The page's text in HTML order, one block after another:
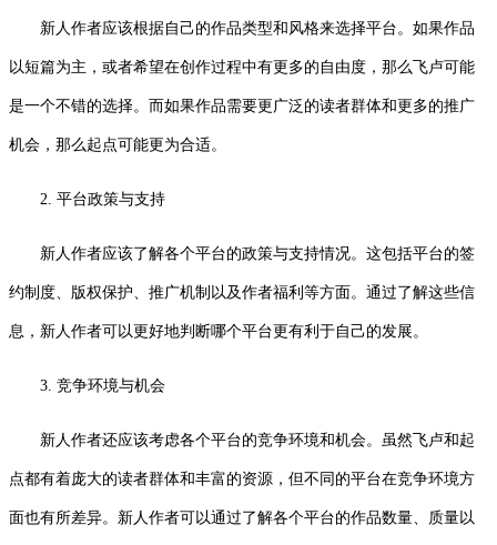
新人作者应该根据自己的作品类型和风格来选择平台。如果作品
以短篇为主，或者希望在创作过程中有更多的自由度，那么飞卢可能
是一个不错的选择。而如果作品需要更广泛的读者群体和更多的推广
机会，那么起点可能更为合适。
2. 平台政策与支持
新人作者应该了解各个平台的政策与支持情况。这包括平台的签
约制度、版权保护、推广机制以及作者福利等方面。通过了解这些信
息，新人作者可以更好地判断哪个平台更有利于自己的发展。
3. 竞争环境与机会
新人作者还应该考虑各个平台的竞争环境和机会。虽然飞卢和起
点都有着庞大的读者群体和丰富的资源，但不同的平台在竞争环境方
面也有所差异。新人作者可以通过了解各个平台的作品数量、质量以